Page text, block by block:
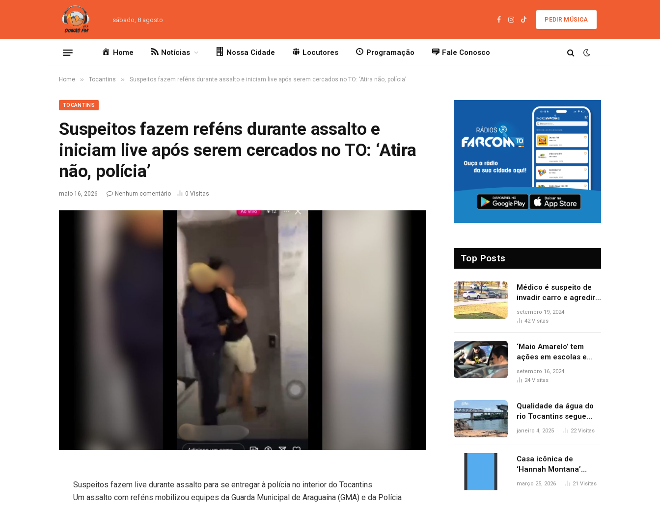
sábado, 8 agosto
Facebook
Instagram
TikTok
PEDIR MÚSICA
Home Notícias Nossa Cidade Locutores Programação Fale Conosco
Home » Tocantins » Suspeitos fazem reféns durante assalto e iniciam live após serem cercados no TO: ‘Atira não, polícia’
TOCANTINS
Suspeitos fazem reféns durante assalto e
iniciam live após serem cercados no TO: ‘Atira
não, polícia’
maio 16, 2026 Nenhum comentário 0 Visitas
Suspeitos fazem live durante assalto para se entregar à polícia no interior do Tocantins
Um assalto com reféns mobilizou equipes da Guarda Municipal de Araguaína (GMA) e da Polícia
Top Posts
Médico é suspeito de
invadir carro e agredir
delegado aposentado
durante confusão no
setembro 19, 2024
42Visitas
‘Maio Amarelo’ tem
ações em escolas e
ruas para prevenir
acidentes no trânsito
setembro 16, 2024
24 Visitas
Qualidade da água do
rio Tocantins segue
sem indicar alterações
afirma ANA
janeiro 4, 2025 22Visitas
Casa icônica de
‘Hannah Montana’
poderá ser alugada por
março 25, 2026 21 Visitas